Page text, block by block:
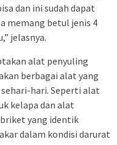
dan ini sudah dapat
memang betul jenis 4
jelasnya.
alat penyuling
berbagai alat yang
hari. Seperti alat
kelapa dan alat
yang identik
dalam kondisi darurat